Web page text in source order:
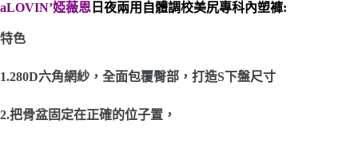
aLOVIN’婭薇恩 日夜兩用自體調校美尻專科內塑褲:
特色
1.280D六角網紗，全面包覆臀部，打造S下盤尺寸
2.把骨盆固定在正確的位子置，